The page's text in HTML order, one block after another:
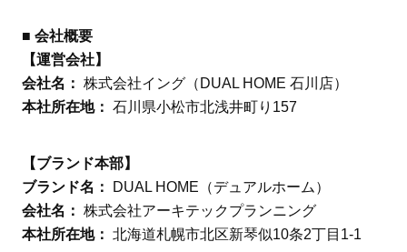
■ 会社概要
【運営会社】
会社名： 株式会社イング（DUAL HOME 石川店）
本社所在地： 石川県小松市北浅井町り157
【ブランド本部】
ブランド名：
DUAL HOME（デュアルホーム）
会社名： 株式会社アーキテックプランニング
本社所在地： 北海道札幌市北区新琴似10条2丁目1-1